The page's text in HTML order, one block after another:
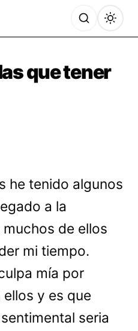
que tener
he tenido algunos
a la
de ellos
mi tiempo.
mía por
y es que
seria